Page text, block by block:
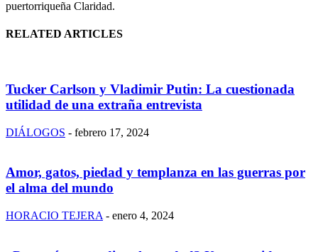
puertorriqueña Claridad.
RELATED ARTICLES
Tucker Carlson y Vladimir Putin: La cuestionada
utilidad de una extraña entrevista
DIÁLOGOS - febrero 17, 2024
Amor, gatos, piedad y templanza en las guerras por
el alma del mundo
HORACIO TEJERA - enero 4, 2024